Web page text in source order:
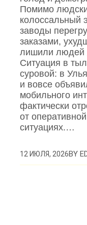
Помимо
колоссальный
заводы
заказами,
лишили людей
Ситуация в
суровой: в
и вовсе
мобильного
фактически
от
ситуациях.…
12 ИЮЛЯ, 2026BY